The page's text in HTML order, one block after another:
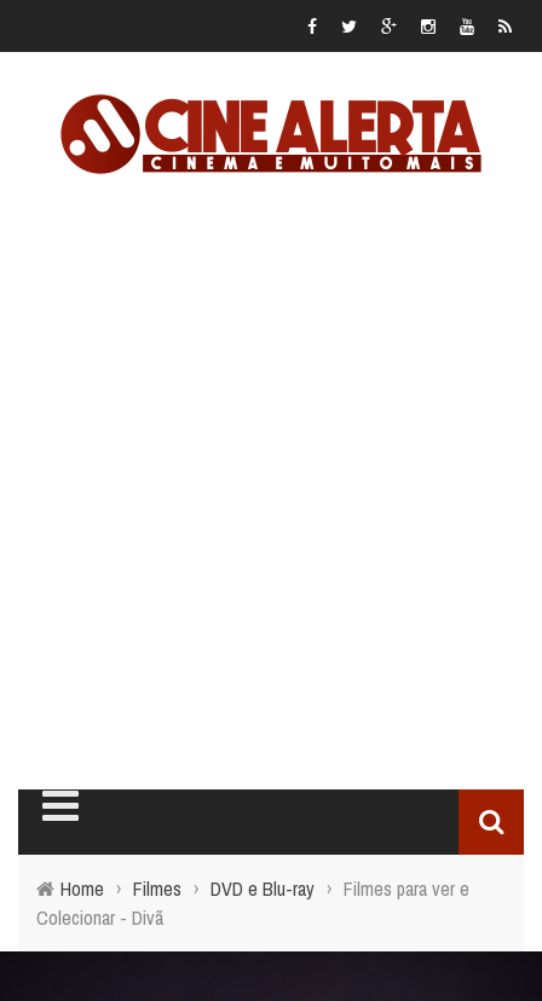
Home › Filmes › DVD e Blu-ray › Filmes para ver e
Colecionar - Divã